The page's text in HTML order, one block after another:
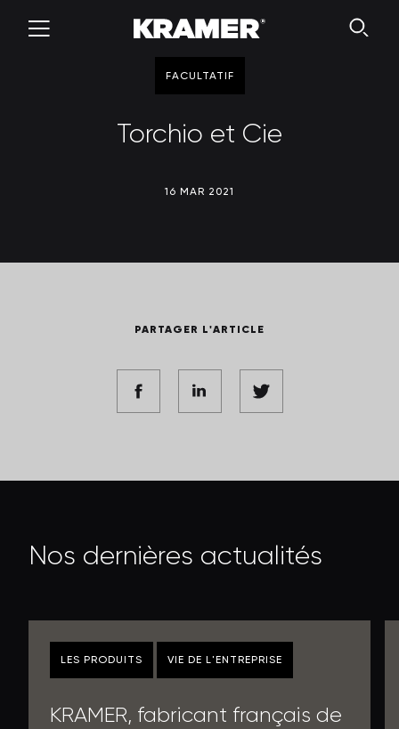
FACULTATIF
Torchio et Cie
16 MAR 2021
PARTAGER L'ARTICLE
Nos dernières actua ités
LES PRODUITS VIE DE L'ENTREPRISE
KRAMER, fabricant français de